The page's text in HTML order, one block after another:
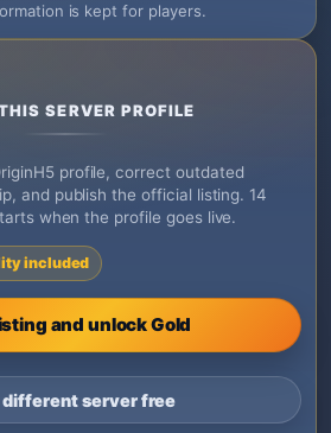
is kept for players.
SERVER PROFILE
profile, correct outdated
and publish the official listing. 14
when the profile goes live.
included
and unlock Gold
different server free